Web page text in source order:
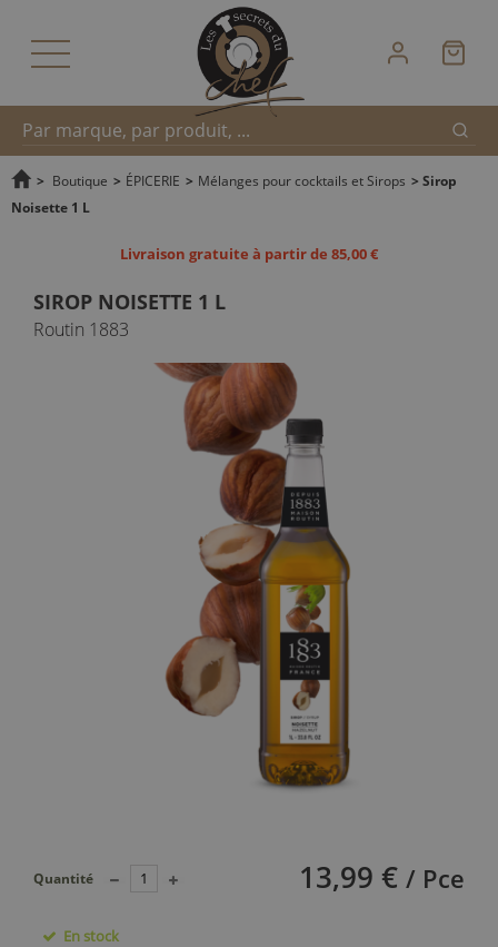
Recherche
> Boutique > ÉPICERIE > Mélanges pour cocktails et Sirops > Sirop
Noisette 1 L
Livraison gratuite à partir de 85,00 €
SIROP NOISETTE 1 L
Routin 1883
13,99 € / Pce
Quantité
En stock